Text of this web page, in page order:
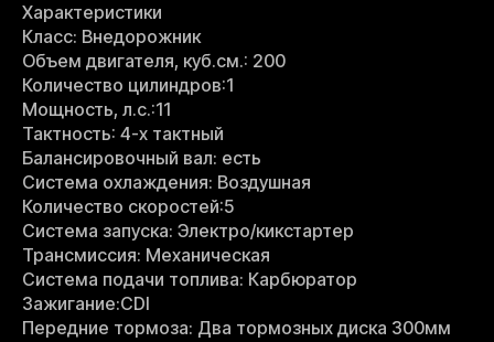
Характеристики
Класс: Внедорожник
Объем двигателя, куб.см.: 200
Количество цилиндров:1
Мощность, л.с.:11
Тактность: 4-x тактный
Балансировочный вал: есть
Система охлаждения: Воздушная
Количество скоростей:5
Система запуска: Электро/кикстартер
Трансмиссия: Механическая
Система подачи топлива: Карбюратор
Зажигание:CDI
Передние тормоза: Два тормозных диска 300мм